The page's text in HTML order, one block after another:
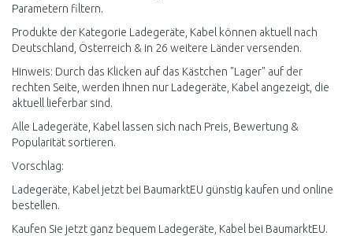
Parametern filtern.
Produkte der Kategorie Ladegeräte, Kabel können aktuell nach
Deutschland, Österreich & in 26 weitere Länder versenden.
Hinweis: Durch das Klicken auf das Kästchen "Lager" auf der
rechten Seite, werden Ihnen nur Ladegeräte, Kabel angezeigt, die
aktuell lieferbar sind.
Alle Ladegeräte, Kabel lassen sich nach Preis, Bewertung &
Popularität sortieren.
Vorschlag:
Ladegeräte, Kabel jetzt bei BaumarktEU günstig kaufen und online
bestellen.
Kaufen Sie jetzt ganz bequem Ladegeräte, Kabel bei BaumarktEU.